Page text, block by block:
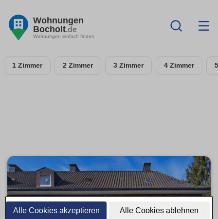
Alle Cookies akzeptieren Alle Cookies ablehnen
Wohnungen
Bocholt.de
Wohnungen einfach finden
1 Zimmer 2 Zimmer 3 Zimmer 4 Zimmer